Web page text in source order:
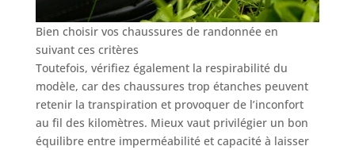
Bien choisir vos chaussures de randonnée en
suivant ces critères
Toutefois, vérifiez également la respirabilité du
modèle, car des chaussures trop étanches peuvent
retenir la transpiration et provoquer de l’inconfort
au fil des kilomètres. Mieux vaut privilégier un bon
équilibre entre imperméabilité et capacité à laisser